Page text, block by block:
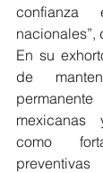
confianza
nacionales”,
En su
de
mexicanas
como